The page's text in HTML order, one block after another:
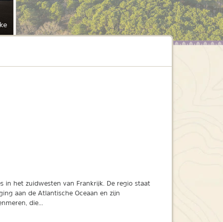
in het zuidwesten van Frankrijk. De regio staat
aan de Atlantische Oceaan en zijn
die...